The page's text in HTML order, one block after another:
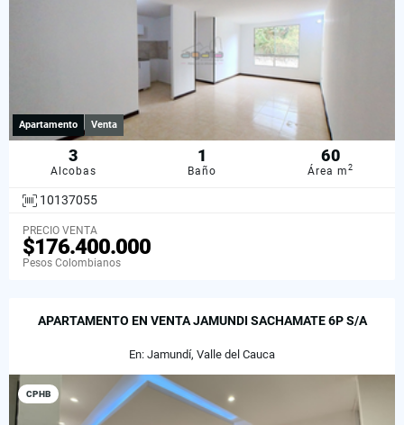
Apartamento Venta
3
Alcobas
1
Baño
60
Área m2
10137055
PRECIO VENTA
$176.400.000
Pesos Colombianos
APARTAMENTO EN VENTA JAMUNDI SACHAMATE 6P S/A
En: Jamundí, Valle del Cauca
CPHB